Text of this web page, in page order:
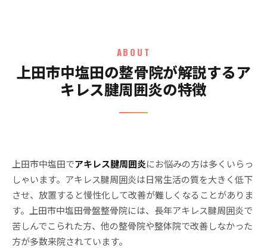
ABOUT
上田市中塩田の整骨院が解説するア
キレス腱周囲炎の特徴
上田市中塩田でアキレス腱周囲炎にお悩みの方は多くいらっ
しゃいます。アキレス腱周囲炎は日常生活の質を大きく低下
させ、放置すると慢性化して改善が難しくなることがありま
す。上田市中塩田骨盤整骨院には、長年アキレス腱周囲炎で
苦しんでこられた方、他の整骨院や整体院で改善しなかった
方が多数来院されています。